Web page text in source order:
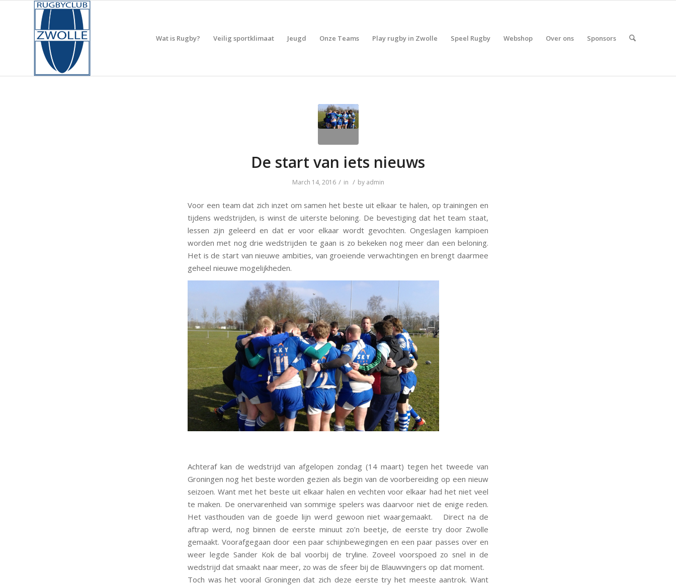
Wat is Rugby? Veilig sportklimaat Jeugd Onze Teams Play rugby in Zwolle Speel Rugby Webshop Over ons Sponsors
De start van iets nieuws
March 14, 2016 / in / by admin
Voor een team dat zich inzet om samen het beste uit elkaar te halen, op trainingen en
tijdens wedstrijden, is winst de uiterste beloning. De bevestiging dat het team staat,
lessen zijn geleerd en dat er voor elkaar wordt gevochten. Ongeslagen kampioen
worden met nog drie wedstrijden te gaan is zo bekeken nog meer dan een beloning.
Het is de start van nieuwe ambities, van groeiende verwachtingen en brengt daarmee
geheel nieuwe mogelijkheden.
Achteraf kan de wedstrijd van afgelopen zondag (14 maart) tegen het tweede van
Groningen nog het beste worden gezien als begin van de voorbereiding op een nieuw
seizoen. Want met het beste uit elkaar halen en vechten voor elkaar had het niet veel
te maken. De onervarenheid van sommige spelers was daarvoor niet de enige reden.
Het vasthouden van de goede lijn werd gewoon niet waargemaakt. Direct na de
aftrap werd, nog binnen de eerste minuut zo’n beetje, de eerste try door Zwolle
gemaakt. Voorafgegaan door een paar schijnbewegingen en een paar passes over en
weer legde Sander Kok de bal voorbij de tryline. Zoveel voorspoed zo snel in de
wedstrijd dat smaakt naar meer, zo was de sfeer bij de Blauwvingers op dat moment.
Toch was het vooral Groningen dat zich deze eerste try het meeste aantrok. Want